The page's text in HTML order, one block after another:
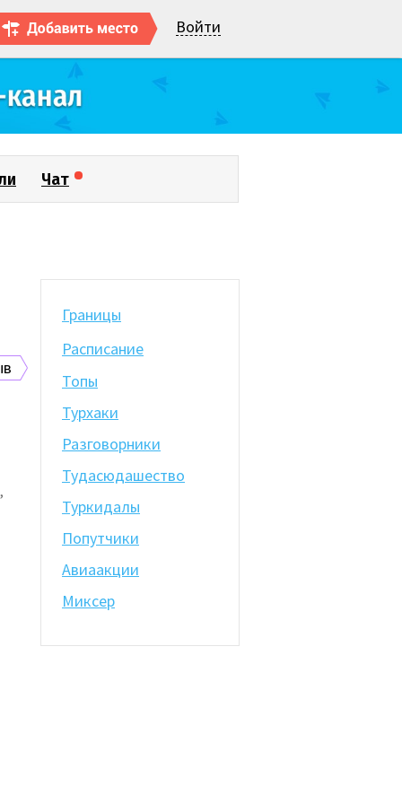
Войти
Чат
Границы
Расписание
Топы
Турхаки
Разговорники
Тудасюдашество
Туркидалы
Попутчики
Авиаакции
Миксер